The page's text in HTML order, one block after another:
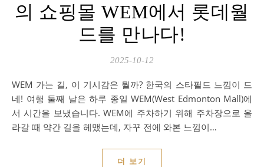
의 쇼핑몰 WEM에서 롯데월
드를 만나다!
2025-10-12
WEM 가는 길, 이 기시감은 뭘까? 한국의 스타필드 느낌이 드
네! 여행 둘째 날은 하루 종일 WEM(West Edmonton Mall)에
서 시간을 보냈습니다. WEM에 주차하기 위해 주차장으로 올
라갈 때 약간 길을 헤맸는데, 자꾸 전에 와본 느낌이…
더 보기